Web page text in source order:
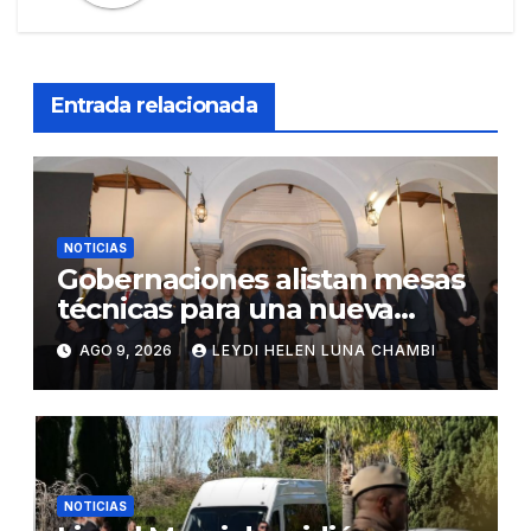
Entrada relacionada
NOTICIAS
Gobernaciones alistan mesas
técnicas para una nueva
distribución tributaria
AGO 9, 2026 LEYDI HELEN LUNA CHAMBI
NOTICIAS